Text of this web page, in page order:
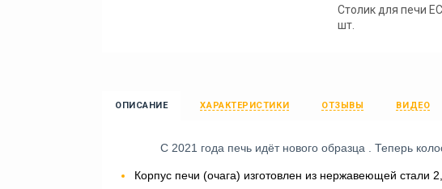
Столик для печи
шт.
ОПИСАНИЕ ХАРАКТЕРИСТИКИ ОТЗЫВЫ ВИДЕО
С 2021 года печь идёт нового образца . Теперь
Корпус печи (очага) изготовлен из нержавеющей стали